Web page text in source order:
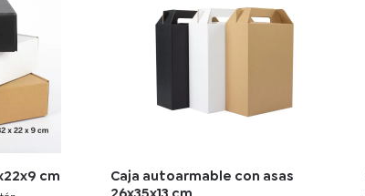
cm
Caja autoarmable con asas